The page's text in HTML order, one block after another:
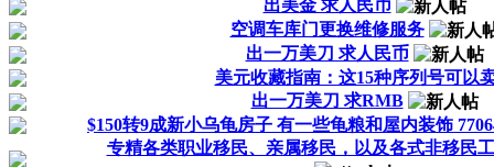
出美金 求人民币
空调车库门更换维修服务
出一万美刀 求人民币
美元收藏指南：这15种序列号可以
出一万美刀 求RMB
$150转9成新小乌龟房子 有一些龟粮和屋内装饰
专精各类职业移民、亲属移民，以及各式非移民